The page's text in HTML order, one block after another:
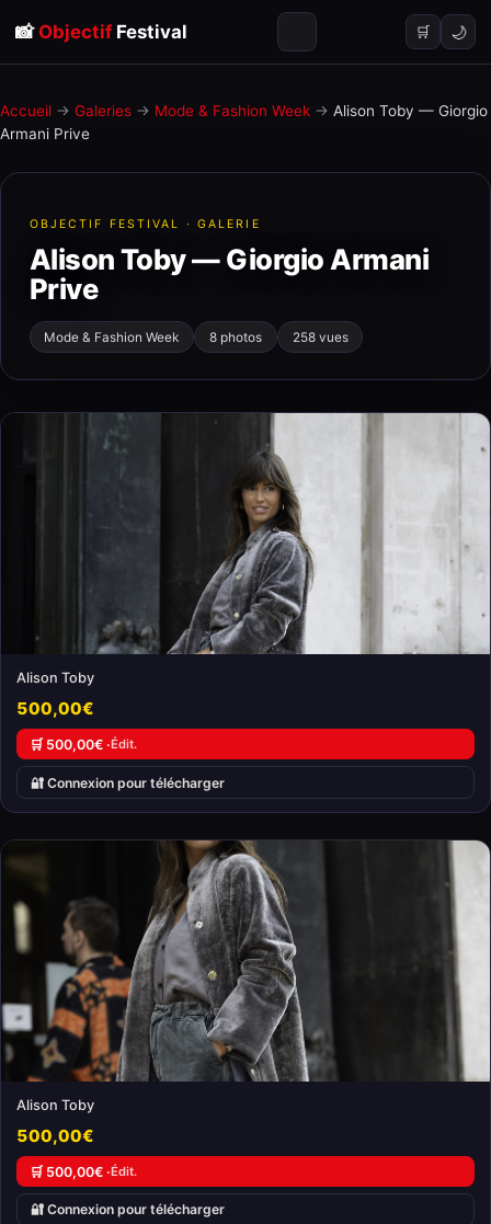
📸 ObjectifFestival 🛒 🌙
Accueil → Galeries → Mode & Fashion Week → Alison Toby — Giorgio
Armani Prive
OBJECTIF FESTIVAL · GALERIE
Alison Toby — Giorgio Armani
Prive
Mode & Fashion Week 8 photos 258 vues
Alison Toby
500,00€
🛒 500,00€ ·Édit.
🔐 Connexion pour télécharger
Alison Toby
500,00€
🛒 500,00€ ·Édit.
🔐 Connexion pour télécharger